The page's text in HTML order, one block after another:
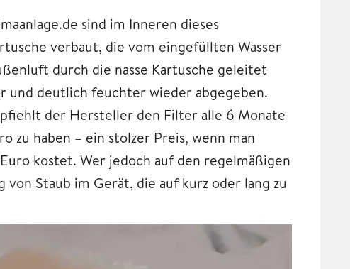
sind im Inneren dieses
verbaut, die vom eingefüllten Wasser
durch die nasse Kartusche geleitet
und deutlich feuchter wieder abgegeben.
der Hersteller den Filter alle 6 Monate
zu haben – ein stolzer Preis, wenn man
kostet. Wer jedoch auf den regelmäßigen
Staub im Gerät, die auf kurz oder lang zu